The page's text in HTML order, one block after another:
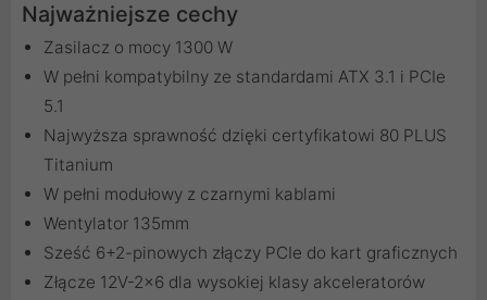
Najważniejsze cechy
Zasilacz o mocy 1300 W
W pełni kompatybilny ze standardami ATX 3.1 i PCIe
5.1
Najwyższa sprawność dzięki certyfikatowi 80 PLUS
Titanium
W pełni modułowy z czarnymi kablami
Wentylator 135mm
Sześć 6+2-pinowych złączy PCIe do kart graficznych
Złącze 12V-2x6 dla wysokiej klasy akceleratorów